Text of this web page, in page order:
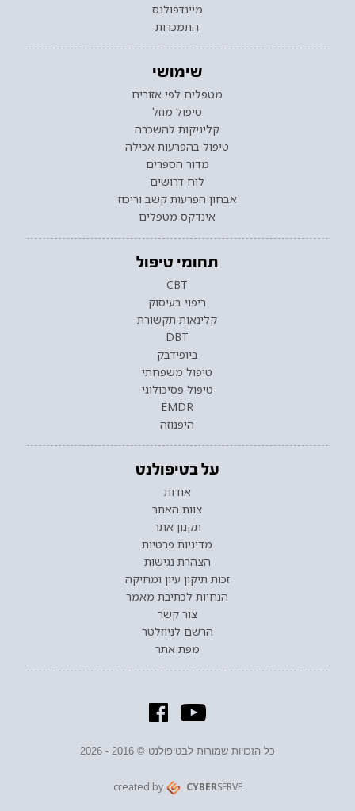
מיינדפולנס
התמכרות
שימושי
מטפלים לפי אזורים
טיפול מוזל
קליניקות להשכרה
טיפול בהפרעות אכילה
מדור הספרים
לוח דרושים
אבחון הפרעות קשב וריכוז
אינדקס מטפלים
תחומי טיפול
CBT
ריפוי בעיסוק
קלינאות תקשורת
DBT
ביופידבק
טיפול משפחתי
טיפול פסיכולוגי
EMDR
היפנוזה
על בטיפולנט
אודות
צוות האתר
תקנון אתר
מדיניות פרטיות
הצהרת נגישות
זכות תיקון עיון ומחיקה
הנחיות לכתיבת מאמר
צור קשר
הרשם לניוזלטר
מפת אתר
כל הזכויות שמורות לבטיפולנט © 2016 - 2026
created by CYBERSERVE